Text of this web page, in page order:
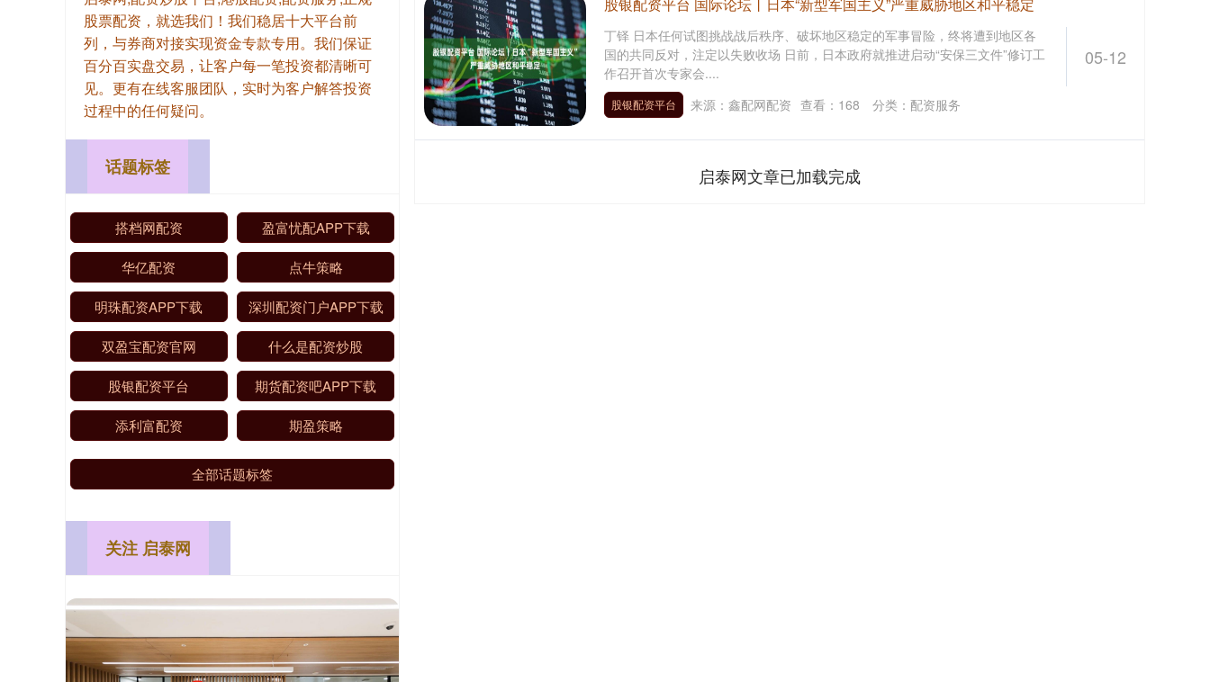
05-12
丁铎 日本任何试图挑战战后秩序、破坏地区稳定的军事冒险，终将遭到地区各
国的共同反对，注定以失败收场 日前，日本政府就推进启动“安保三文件”修订工
作召开首次专家会....
股银配资平台 来源：鑫配网配资 查看： 168 分类： 配资服务
启泰网文章已加载完成
股票配资，就选我们！我们稳居十大平台前
列，与券商对接实现资金专款专用。我们保证
百分百实盘交易，让客户每一笔投资都清晰可
见。更有在线客服团队，实时为客户解答投资
过程中的任何疑问。
话题标签
搭档网配资 盈富忧配APP下载
华亿配资 点牛策略
明珠配资APP下载 深圳配资门户APP下载
双盈宝配资官网 什么是配资炒股
股银配资平台 期货配资吧APP下载
添利富配资 期盈策略
全部话题标签
关注 启泰网